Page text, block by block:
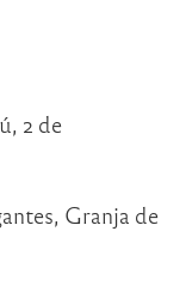
2 de
Granja de